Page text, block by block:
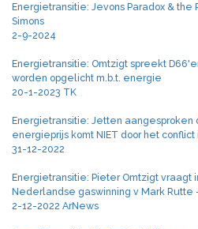
Energietransitie: Jevons Paradox & the
Simons
2-9-2024
Energietransitie: Omtzigt spreekt
worden opgelicht m.b.t. energie
20-1-2023 TK
Energietransitie: Jetten aangesproken
energieprijs komt NIET door het conflict
31-12-2022
Energietransitie: Pieter Omtzigt vraagt
Nederlandse gaswinning v Mark Rutte
2-12-2022 ArNews